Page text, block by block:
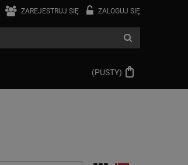
ZAREJESTRUJ SIĘ ZALOGUJ SIĘ
(PUSTY)